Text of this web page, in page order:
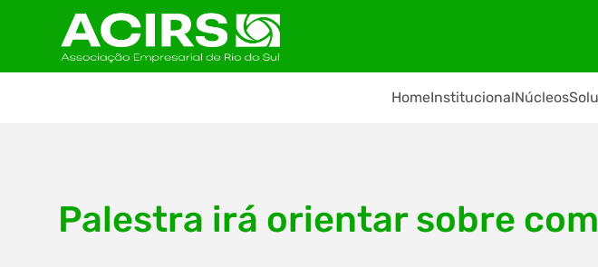
HomeInstitucionalNúcleos
Palestra irá orientar sobre